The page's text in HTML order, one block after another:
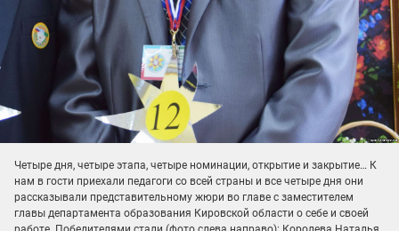
Четыре дня, четыре этапа, четыре номинации, открытие и закрытие… К
нам в гости приехали педагоги со всей страны и все четыре дня они
рассказывали представительному жюри во главе с заместителем
главы департамента образования Кировской области о себе и своей